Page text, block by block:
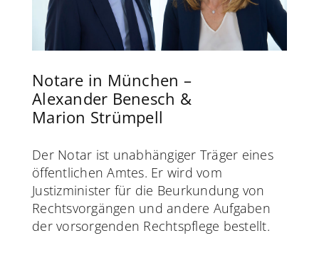
Notare in München –
Alexander Benesch &
Marion Strümpell
Der Notar ist unabhängiger Träger eines
öffentlichen Amtes. Er wird vom
Justizminister für die Beurkundung von
Rechtsvorgängen und andere Aufgaben
der vorsorgenden Rechtspflege bestellt.